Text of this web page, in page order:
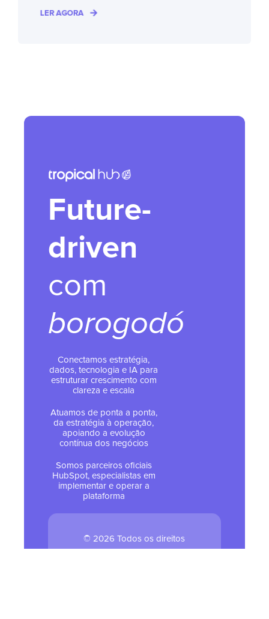
LER AGORA
Future-
driven
com
borogodó
Conectamos estratégia,
dados, tecnologia e IA para
estruturar crescimento com
clareza e escala
Atuamos de ponta a ponta,
da estratégia à operação,
apoiando a evolução
contínua dos negócios
Somos parceiros oficiais
HubSpot, especialistas em
implementar e operar a
plataforma
© 2026 Todos os direitos